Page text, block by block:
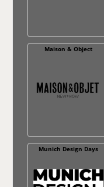
Maison & Object
Munich Design Days